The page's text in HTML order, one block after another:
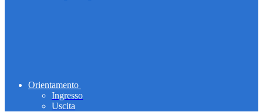
Orientamento
Ingresso
Uscita